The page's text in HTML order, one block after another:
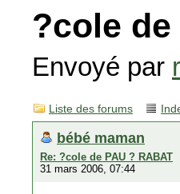
?cole de
Envoyé par
Liste des forums
bébé maman
Re: ?cole de PAU ? RABAT
31 mars 2006, 07:44